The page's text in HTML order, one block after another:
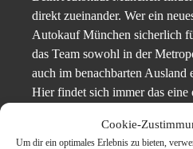
Cookie-
Um dir ein optimales Erlebnis zu bieten,
direkt zueinander. Wer ein
Autokauf München sicherlich
das Team sowohl in der
auch im benachbarten Ausland
Hier findet sich immer das eine